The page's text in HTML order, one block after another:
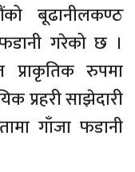
बूढानीलकण्ठ
गरेको छ ।
प्राकृतिक रुपमा
प्रहरी साझेदारी
गाँजा फडानी